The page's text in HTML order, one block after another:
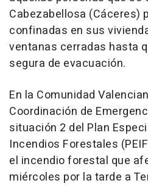
Cabezabellosa (Cáceres)
confinadas en sus
ventanas cerradas hasta
segura de evacuación.
En la Comunidad
Coordinación de
situación 2 del Plan
Incendios Forestales
el incendio forestal que
miércoles por la tarde a